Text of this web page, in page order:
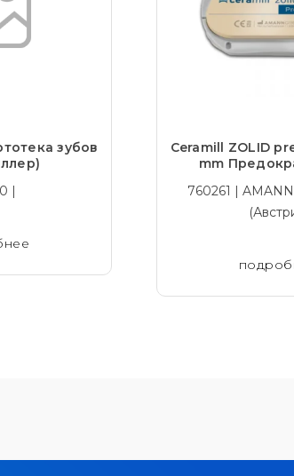
зубов
|
Ceramill ZOLID
mm
760261 |